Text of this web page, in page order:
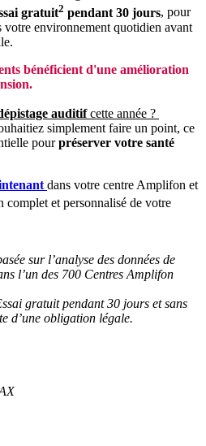
gratuit2 pendant 30 jours, pour
votre environnement quotidien avant
bénéficient d'une amélioration
auditifcette année ?
simplement faire un point, ce
pourpréserver votre santé
dans votre centre Amplifon et
complet et personnalisé de votre
sur l’analyse des données de
l’un des 700 Centres Amplifon
gratuit pendant 30 jours et sans
d’une obligation légale.